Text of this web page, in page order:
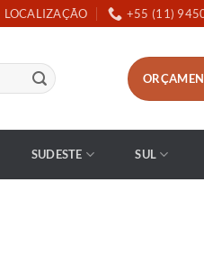
LOCALIZAÇÃO +55 (11)
SUDESTE SUL